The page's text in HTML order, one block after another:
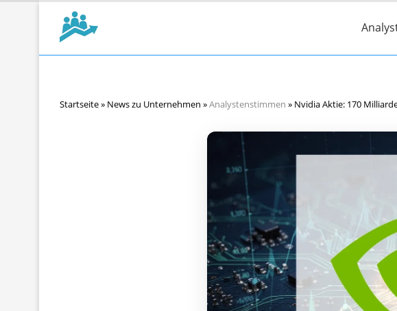
Startseite» News zu Unternehmen »Analystenstimmen » Nvidia Aktie: 170